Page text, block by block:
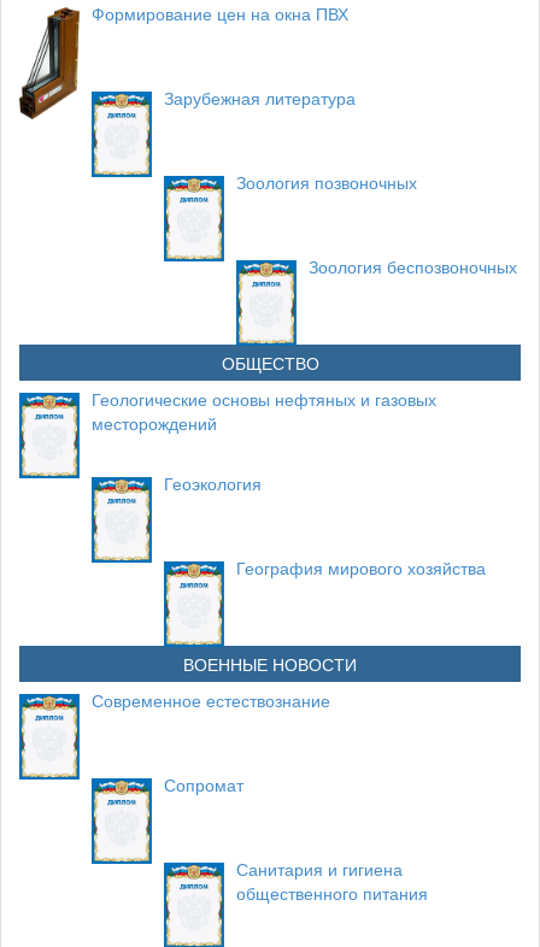
Формирование цен на окна ПВХ
Зарубежная литература
Зоология позвоночных
Зоология беспозвоночных
ОБЩЕСТВО
Геологические основы нефтяных и газовых
месторождений
Геоэкология
География мирового хозяйства
ВОЕННЫЕ НОВОСТИ
Современное естествознание
Сопромат
Санитария и гигиена
общественного питания